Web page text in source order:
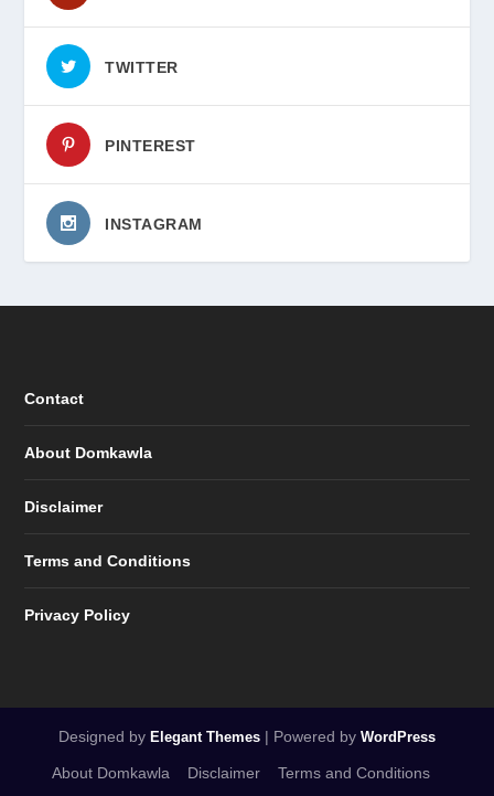
TWITTER
PINTEREST
INSTAGRAM
Contact
About Domkawla
Disclaimer
Terms and Conditions
Privacy Policy
Designed by Elegant Themes | Powered by WordPress
About Domkawla Disclaimer Terms and Conditions